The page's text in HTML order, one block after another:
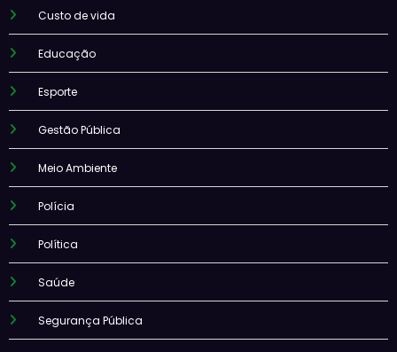
Custo de vida
Educação
Esporte
Gestão Pública
Meio Ambiente
Polícia
Política
Saúde
Segurança Pública